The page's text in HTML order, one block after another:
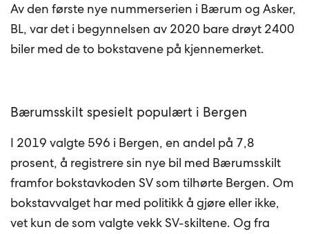
Av den første nye nummerserien i Bærum og Asker,
BL, var det i begynnelsen av 2020 bare drøyt 2400
biler med de to bokstavene på kjennemerket.
Bærumsskilt spesielt populært i Bergen
I 2019 valgte 596 i Bergen, en andel på 7,8
prosent, å registrere sin nye bil med Bærumsskilt
framfor bokstavkoden SV som tilhørte Bergen. Om
bokstavvalget har med politikk å gjøre eller ikke,
vet kun de som valgte vekk SV-skiltene. Og fra